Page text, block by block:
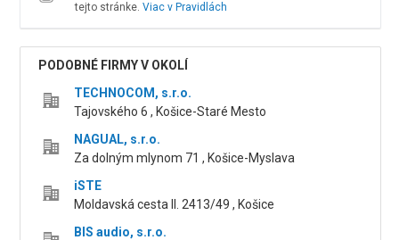
tejto stránke. Viac v Pravidlách
PODOBNÉ FIRMY V OKOLÍ
TECHNOCOM, s.r.o.
Tajovského 6 , Košice-Staré Mesto
NAGUAL, s.r.o.
Za dolným mlynom 71 , Košice-Myslava
iSTE
Moldavská cesta II. 2413/49 , Košice
BIS audio, s.r.o.